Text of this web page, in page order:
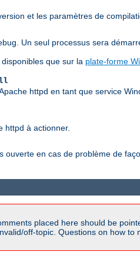
et les paramètres de
Un seul processus sera
que sur la plate-forme
httpd en tant que service
httpd à actionner.
ouverte en cas de problème de
placed here should be
off-topic. Questions on how